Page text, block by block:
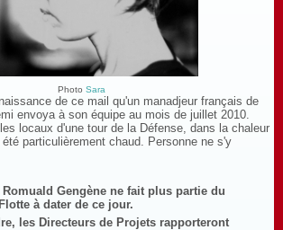
Photo Sara
de ce mail qu'un manadjeur français de
envoya à son équipe au mois de juillet 2010.
locaux d'une tour de la Défense, dans la chaleur
particulièrement chaud. Personne ne s'y
Gengène ne fait plus partie du
à dater de ce jour.
les Directeurs de Projets rapporteront